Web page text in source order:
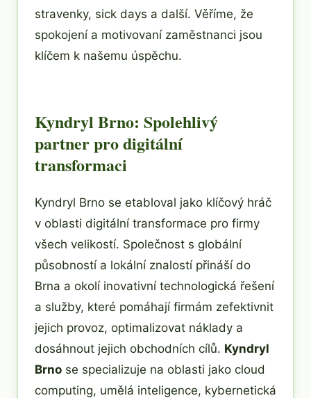
stravenky, sick days a další. Věříme, že
spokojení a motivovaní zaměstnanci jsou
klíčem k našemu úspěchu.
Kyndryl Brno: Spolehlivý
partner pro digitální
transformaci
Kyndryl Brno se etabloval jako klíčový hráč
v oblasti digitální transformace pro firmy
všech velikostí. Společnost s globální
působností a lokální znalostí přináší do
Brna a okolí inovativní technologická řešení
a služby, které pomáhají firmám zefektivnit
jejich provoz, optimalizovat náklady a
dosáhnout jejich obchodních cílů. Kyndryl
Brno se specializuje na oblasti jako cloud
computing, umělá inteligence, kybernetická